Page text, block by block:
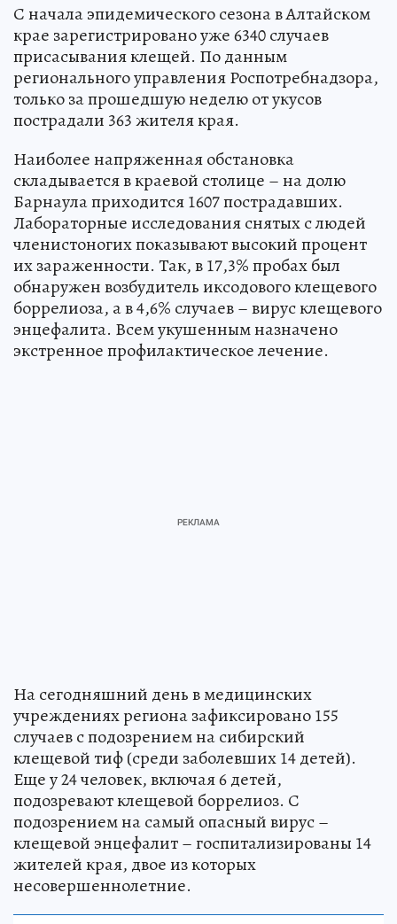
С начала эпидемического сезона в Алтайском
крае зарегистрировано уже 6340 случаев
присасывания клещей. По данным
регионального управления Роспотребнадзора,
только за прошедшую неделю от укусов
пострадали 363 жителя края.
Наиболее напряженная обстановка
складывается в краевой столице – на долю
Барнаула приходится 1607 пострадавших.
Лабораторные исследования снятых с людей
членистоногих показывают высокий процент
их зараженности. Так, в 17,3% пробах был
обнаружен возбудитель иксодового клещевого
боррелиоза, а в 4,6% случаев – вирус клещевого
энцефалита. Всем укушенным назначено
экстренное профилактическое лечение.
На сегодняшний день в медицинских
учреждениях региона зафиксировано 155
случаев с подозрением на сибирский
клещевой тиф (среди заболевших 14 детей).
Еще у 24 человек, включая 6 детей,
подозревают клещевой боррелиоз. С
подозрением на самый опасный вирус –
клещевой энцефалит – госпитализированы 14
жителей края, двое из которых
несовершеннолетние.